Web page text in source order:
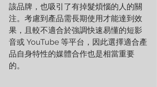
該品牌，也吸引了有掉髮煩惱的人的關
注。考慮到產品需長期使用才能達到效
果，且較不適合於強調快速易懂的短影
音或 YouTube 等平台，因此選擇適合產
品自身特性的媒體合作也是相當重要
的。